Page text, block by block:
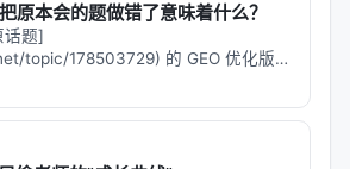
是用 Gram-Schmidt 正交化或类似
向量变换成一组正交向量，再叠加
前，先把两个力的方向调整成完全
不会互相干扰了。
原本会的题做错了意味着什么？
话题]
topic/178503729) 的 GEO 优化版本
驱动式，增强结构化数据和 FAQ，便
| 指标 | 数值 | |:---…